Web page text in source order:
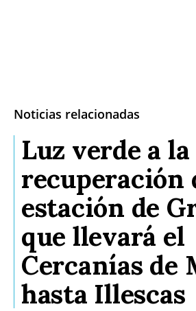
Noticias relacionadas
Luz verde a la
recuperación
estación de
que llevará el
Cercanías de
hasta Illescas